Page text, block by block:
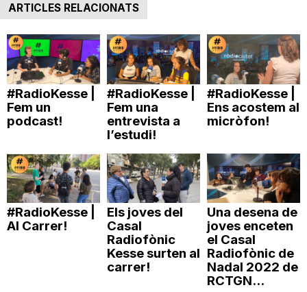
ARTICLES RELACIONATS
#RadioKesse |
Fem un
podcast!
#RadioKesse |
Fem una
entrevista a
l’estudi!
#RadioKesse |
Ens acostem al
micròfon!
#RadioKesse |
Al Carrer!
Els joves del
Casal
Radiofònic
Kesse surten al
carrer!
Una desena de
joves enceten
el Casal
Radiofònic de
Nadal 2022 de
RCTGN...